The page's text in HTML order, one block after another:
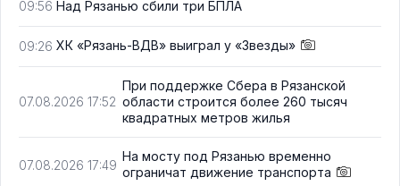
09:56 Над Рязанью сбили три БПЛА
09:26 ХК «Рязань-ВДВ» выиграл у «Звезды»
07.08.2026 17:52
При поддержке Сбера в Рязанской
области строится более 260 тысяч
квадратных метров жилья
07.08.2026 17:49
На мосту под Рязанью временно
ограничат движение транспорта